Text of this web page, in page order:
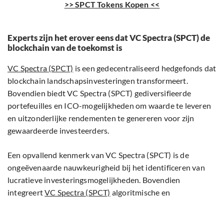
>> SPCT Tokens Kopen <<
Experts zijn het erover eens dat VC Spectra (SPCT) de
blockchain van de toekomst is
VC Spectra (SPCT) is een gedecentraliseerd hedgefonds dat
blockchain landschapsinvesteringen transformeert.
Bovendien biedt VC Spectra (SPCT) gediversifieerde
portefeuilles en ICO-mogelijkheden om waarde te leveren
en uitzonderlijke rendementen te genereren voor zijn
gewaardeerde investeerders.
Een opvallend kenmerk van VC Spectra (SPCT) is de
ongeëvenaarde nauwkeurigheid bij het identificeren van
lucratieve investeringsmogelijkheden. Bovendien
integreertVC Spectra (SPCT) algoritmische en